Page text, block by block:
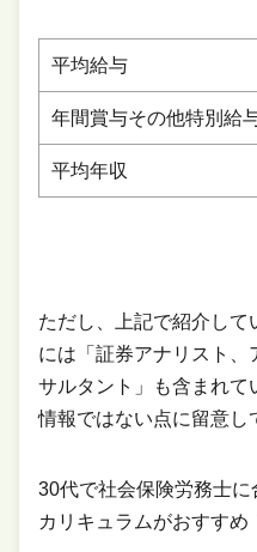
平均給与
年間賞与その他特別給
平均年収
ただし、上記で紹介して
には「証券アナリスト、
サルタント」も含まれて
情報ではない点に留意し
30代で社会保険労務士
カリキュラムがおすすめ